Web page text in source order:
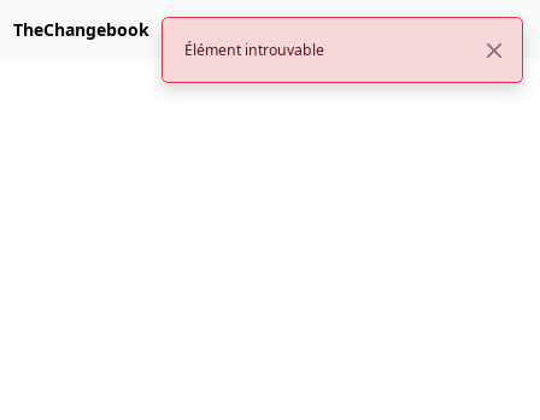
Élément introuvable
TheChangebook